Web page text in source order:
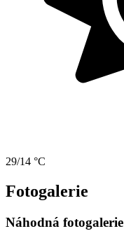
29/14 °C
Fotogalerie
Náhodná fotogalerie